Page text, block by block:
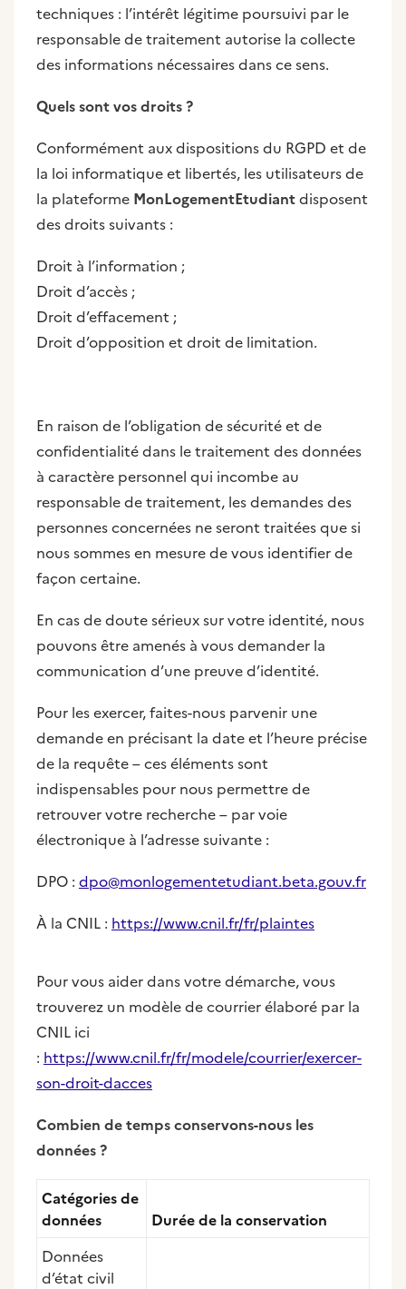
techniques : l’intérêt légitime poursuivi par le
responsable de traitement autorise la collecte
des informations nécessaires dans ce sens.
Quels sont vos droits ?
Conformément aux dispositions du RGPD et de
la loi informatique et libertés, les utilisateurs de
la plateforme MonLogementEtudiantdisposent
des droits suivants :
Droit à l’information ;
Droit d’accès ;
Droit d’effacement ;
Droit d’opposition et droit de limitation.
En raison de l’obligation de sécurité et de
confidentialité dans le traitement des données
à caractère personnel qui incombe au
responsable de traitement, les demandes des
personnes concernées ne seront traitées que si
nous sommes en mesure de vous identifier de
façon certaine.
En cas de doute sérieux sur votre identité, nous
pouvons être amenés à vous demander la
communication d’une preuve d’identité.
Pour les exercer, faites-nous parvenir une
demande en précisant la date et l’heure précise
de la requête – ces éléments sont
indispensables pour nous permettre de
retrouver votre recherche – par voie
électronique à l’adresse suivante :
DPO : dpo@monlogementetudiant.beta.gouv.fr
À la CNIL : https://www.cnil.fr/fr/plaintes
Pour vous aider dans votre démarche, vous
trouverez un modèle de courrier élaboré par la
CNIL ici
: https://www.cnil.fr/fr/modele/courrier/exercer-
son-droit-dacces
Combien de temps conservons-nous les
données ?
Catégories de
données
Durée de la conservation
Données
d’état civil